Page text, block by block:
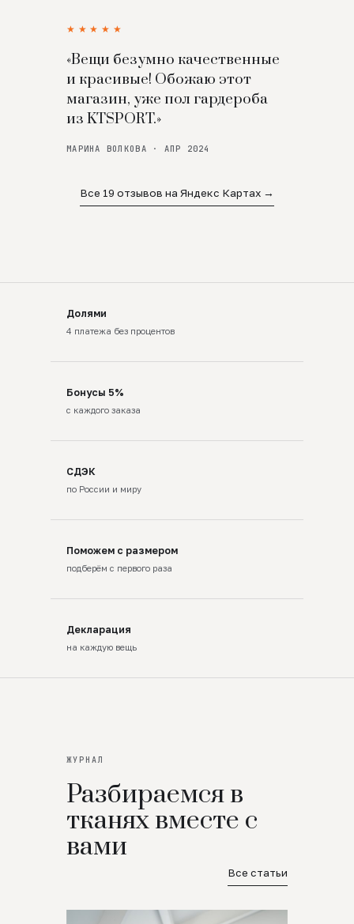
★★★★★
«Вещи безумно качественные
и красивые! Обожаю этот
магазин, уже пол гардероба
из KTSPORT.»
МАРИНА ВОЛКОВА · АПР 2024
Все 19 отзывов на Яндекс Картах →
Долями
4 платежа без процентов
Бонусы 5%
с каждого заказа
СДЭК
по России и миру
Поможем с размером
подберём с первого раза
Декларация
на каждую вещь
ЖУРНАЛ
Разбираемся в
тканях вместе с
вами
Все статьи